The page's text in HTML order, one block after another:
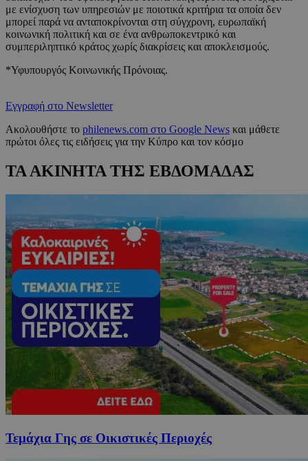
με ενίσχυση των υπηρεσιών με ποιοτικά κριτήρια τα οποία δεν
μπορεί παρά να ανταποκρίνονται στη σύγχρονη, ευρωπαϊκή
κοινωνική πολιτική και σε ένα ανθρωποκεντρικό και
συμπεριληπτικό κράτος χωρίς διακρίσεις και αποκλεισμούς.
*Υφυπουργός Κοινωνικής Πρόνοιας.
Εγγραφή στο Newsletter
Ακολουθήστε το philenews.com στο Google News και μάθετε
πρώτοι όλες τις ειδήσεις για την Κύπρο και τον κόσμο
ΤΑ ΑΚΙΝΗΤΑ ΤΗΣ ΕΒΔΟΜΑΔΑΣ
Τεμάχια Γης σε Οικιστικές Περιοχές